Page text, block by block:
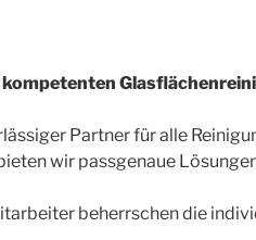
kompetenten
Partner für alle
wir passgenaue
beherrschen die